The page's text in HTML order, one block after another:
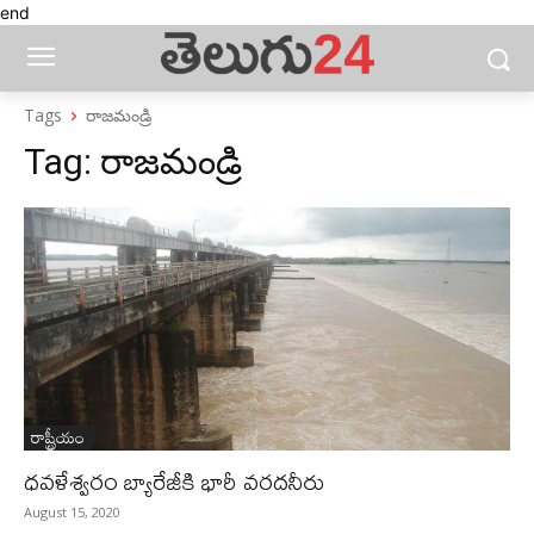
end
Tags రాజమండ్రి
Tag: రాజమండ్రి
రాష్ట్రీయం
ధవళేశ్వరం బ్యారేజీకి భారీ వరదనీరు
August 15, 2020